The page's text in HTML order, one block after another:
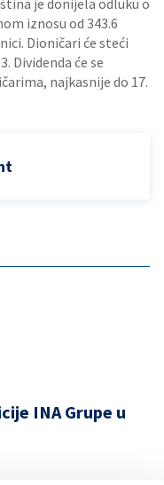
je donijela odluku o
iznosu od 343.6
Dioničari će steći
Dividenda će se
najkasnije do 17.
INA Grupe u